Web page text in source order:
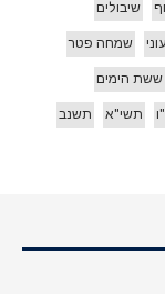
שיבולים
שמחה פטר
ששת הימים
תשי"א תשנב